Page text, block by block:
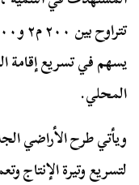
يسهم في تسريع إقامة
المحلي.
ويأتي طرح الأراضي
لتسريع وتيرة الإنتاج